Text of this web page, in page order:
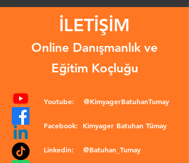
İLETİŞİM
Online Danışmanlık ve
Eğitim Koçluğu
Youtube: @KimyagerBatuhanTumay
Facebook: Kimyager Batuhan Tümay
Linkedin: @Batuhan_Tumay